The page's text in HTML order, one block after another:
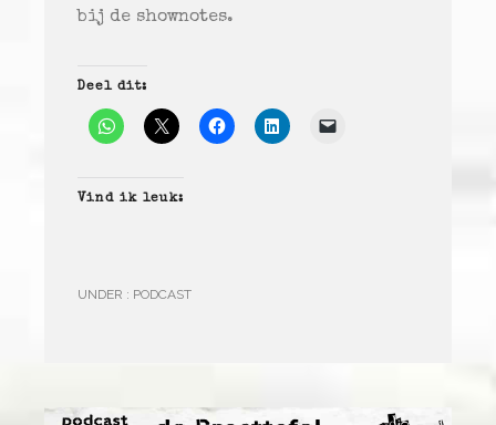
bij de shownotes.
Deel dit:
Vind ik leuk:
UNDER : PODCAST